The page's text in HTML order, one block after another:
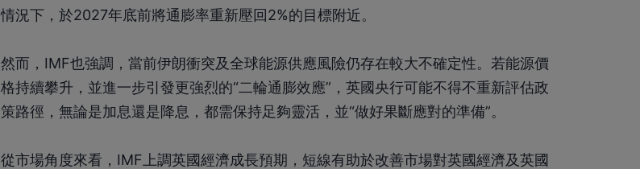
情況下，於2027年底前將通膨率重新壓回2%的目標附近。
然而，IMF也強調，當前伊朗衝突及全球能源供應風險仍存在較大不確定性。若能源價
格持續攀升，並進一步引發更強烈的“二輪通膨效應”，英國央行可能不得不重新評估政
策路徑，無論是加息還是降息，都需保持足夠靈活，並“做好果斷應對的準備”。
從市場角度來看，IMF上調英國經濟成長預期，短線有助於改善市場對英國經濟及英國